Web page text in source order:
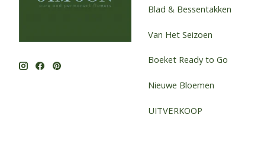
Blad & Bessentakken
Van Het Seizoen
Boeket Ready to Go
Nieuwe Bloemen
UITVERKOOP